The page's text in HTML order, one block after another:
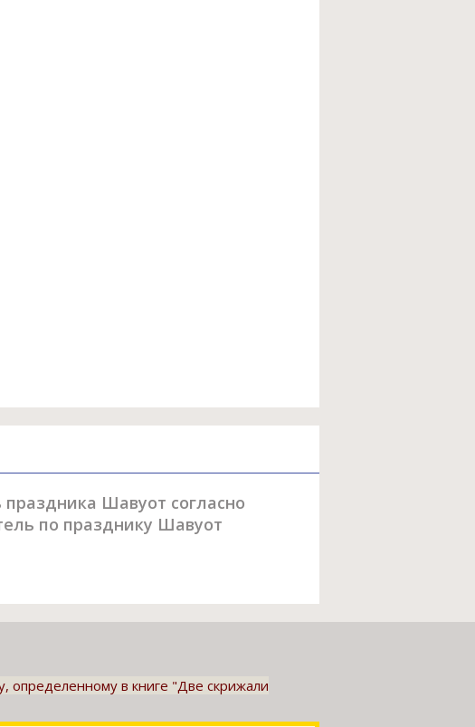
Шавуот согласно
по празднику Шавуот
определенному в книге "Две скрижали